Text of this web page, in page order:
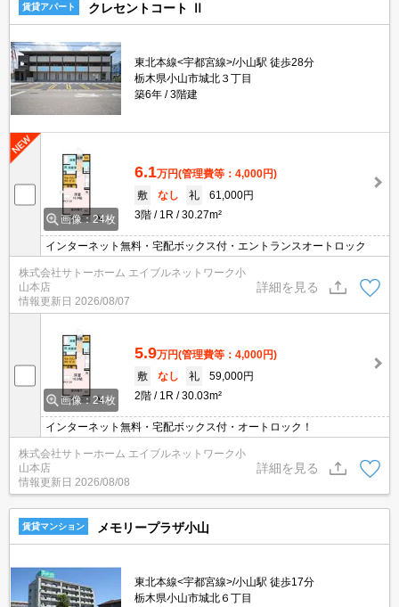
賃貸アパート クレセントコート Ⅱ
東北本線<宇都宮線>/小山駅 徒歩28分
栃木県小山市城北３丁目
築6年
3階建
画像：24枚
6.1万円(管理費等：4,000円)
敷
なし 礼
61,000円
3階
1R 30.27m²
インターネット無料・宅配ボックス付・エントランスオートロック
株式会社サトーホーム エイブルネットワーク小
山本店
情報更新日 2026/08/07
詳細を見る
画像：24枚
5.9万円(管理費等：4,000円)
敷
なし 礼
59,000円
2階
1R 30.03m²
インターネット無料・宅配ボックス付・オートロック！
株式会社サトーホーム エイブルネットワーク小
山本店
情報更新日 2026/08/08
詳細を見る
賃貸マンション メモリープラザ小山
東北本線<宇都宮線>/小山駅 徒歩17分
栃木県小山市城北６丁目